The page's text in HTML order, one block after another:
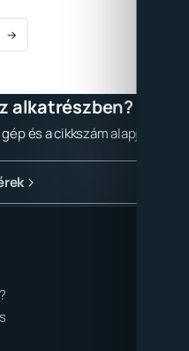
→
alkatrészben?
és a cikkszám alapján.